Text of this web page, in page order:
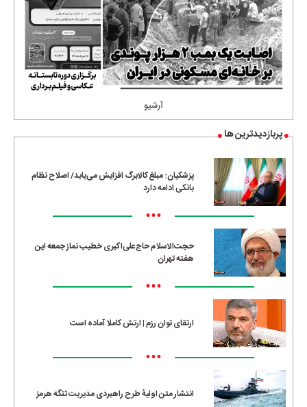
آرشیو
پربازدیدترین ها
پزشکیان: مبلغ کالابرگ افزایش می‌یابد/ اصلاح نظام
بانکی ادامه دارد
•••
حجت‌الاسلام حاج‌علی‌اکبری خطیب نماز جمعه این
هفته تهران
•••
ارتقای توان رزم | ارتش کاملا آماده است
•••
انتشار متن اولیۀ طرح راهبردی مدیریت تنگه هرمز